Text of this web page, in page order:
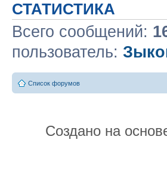
СТАТИСТИКА
Всего сообщений:
пользователь:
Список форумов
Создано на